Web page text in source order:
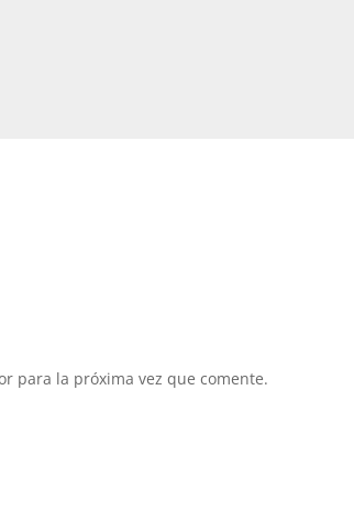
para la próxima vez que comente.